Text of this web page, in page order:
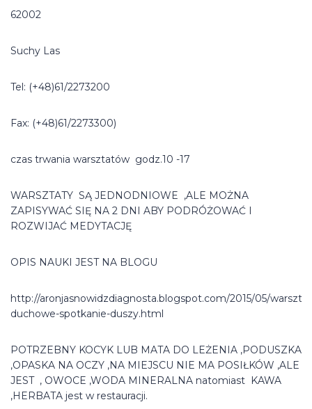
62002
Suchy Las
Tel: (+48)61/2273200
Fax: (+48)61/2273300)
czas trwania warsztatów godz.10 -17
WARSZTATY SĄ JEDNODNIOWE ,ALE MOŻNA
ZAPISYWAĆ SIĘ NA 2 DNI ABY PODRÓŻOWAĆ I
ROZWIJAĆ MEDYTACJĘ
OPIS NAUKI JEST NA BLOGU
http://aronjasnowidzdiagnosta.blogspot.com/2015/05/
duchowe-spotkanie-duszy.html
POTRZEBNY KOCYK LUB MATA DO LEŻENIA ,PODUSZKA
,OPASKA NA OCZY ,NA MIEJSCU NIE MA POSIŁKÓW ,ALE
JEST , OWOCE ,WODA MINERALNA natomiast KAWA
,HERBATA jest w restauracji.